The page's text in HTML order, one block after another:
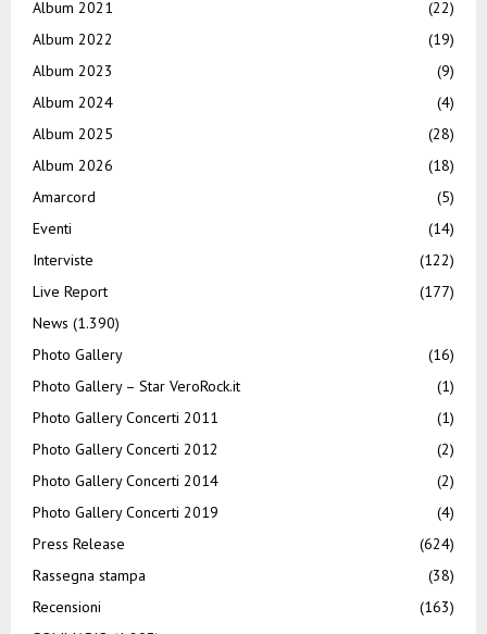
Album 2021
(22)
Album 2022
(19)
Album 2023
(9)
Album 2024
(4)
Album 2025
(28)
Album 2026
(18)
Amarcord
(5)
Eventi
(14)
Interviste
(122)
Live Report
(177)
News (1.390)
Photo Gallery
(16)
Photo Gallery – Star VeroRock.it
(1)
Photo Gallery Concerti 2011
(1)
Photo Gallery Concerti 2012
(2)
Photo Gallery Concerti 2014
(2)
Photo Gallery Concerti 2019
(4)
Press Release
(624)
Rassegna stampa
(38)
Recensioni
(163)